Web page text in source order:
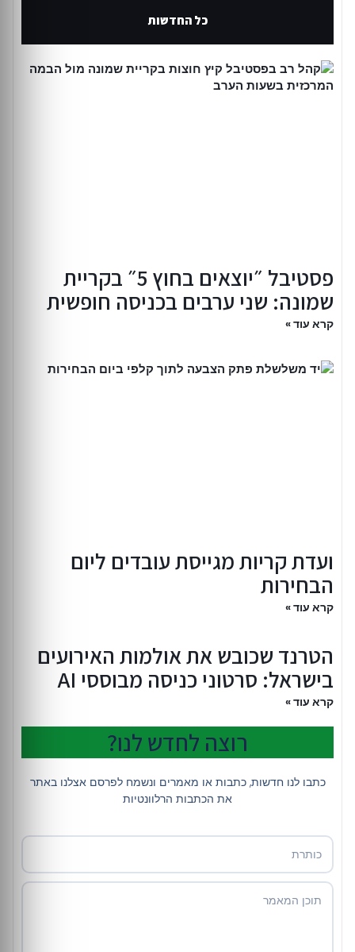
כל החדשות
פסטיבל ״יוצאים בחוץ 5״ בקריית
שמונה: שני ערבים בכניסה חופשית
קרא עוד »
ועדת קריות מגייסת עובדים ליום
הבחירות
קרא עוד »
הטרנד שכובש את אולמות האירועים
בישראל: סרטוני כניסה מבוססי AI
קרא עוד »
רוצה לחדש לנו?
כתבו לנו חדשות, כתבות או מאמרים ונשמח לפרסם אצלנו באתר
את הכתבות הרלוונטיות